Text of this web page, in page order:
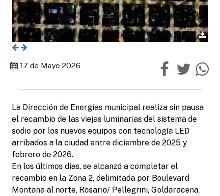
17 de Mayo 2026
La Dirección de Energías municipal realiza sin pausa
el recambio de las viejas luminarias del sistema de
sodio por los nuevos equipos con tecnología LED
arribados a la ciudad entre diciembre de 2025 y
febrero de 2026.
En los últimos días, se alcanzó a completar el
recambio en la Zona 2, delimitada por Boulevard
Montana al norte, Rosario/ Pellegrini, Goldaracena,